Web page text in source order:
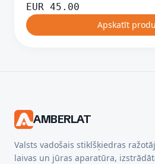
EUR 45.00
Apskatīt
AMBERLAT
Valsts vadošais stiklšķiedras
laivas un jūras aparatūra,